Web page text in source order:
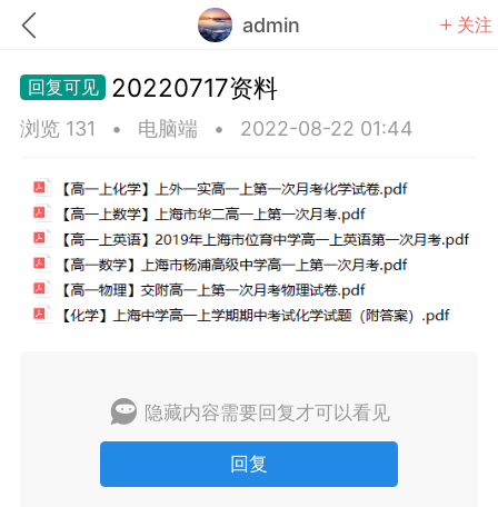
admin 关注
题库 赚题库券 充值
赚金币和题库券
加入上海学习交流群，资料免费领
20220717资料
浏览 131 • 电脑端 • 2022-08-22 01:44
隐藏内容需要回复才可以看见
回复